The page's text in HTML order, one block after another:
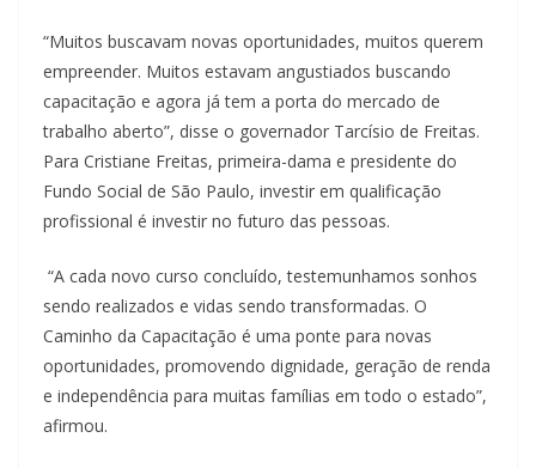
“Muitos buscavam novas oportunidades, muitos querem
empreender. Muitos estavam angustiados buscando
capacitação e agora já tem a porta do mercado de
trabalho aberto”, disse o governador Tarcísio de Freitas.
Para Cristiane Freitas, primeira-dama e presidente do
Fundo Social de São Paulo, investir em qualificação
profissional é investir no futuro das pessoas.
“A cada novo curso concluído, testemunhamos sonhos
sendo realizados e vidas sendo transformadas. O
Caminho da Capacitação é uma ponte para novas
oportunidades, promovendo dignidade, geração de renda
e independência para muitas famílias em todo o estado”,
afirmou.